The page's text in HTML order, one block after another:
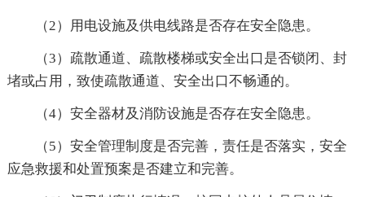
（2）用电设施及供电线路是否存在安全隐患。
（3）疏散通道、疏散楼梯或安全出口是否锁闭、封
堵或占用，致使疏散通道、安全出口不畅通的。
（4）安全器材及消防设施是否存在安全隐患。
（5）安全管理制度是否完善，责任是否落实，安全
应急救援和处置预案是否建立和完善。